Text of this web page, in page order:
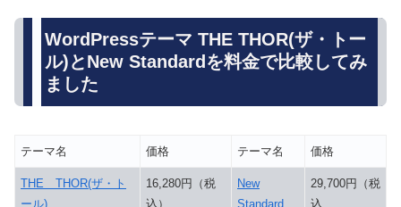
WordPressテーマ THE THOR(ザ・トー
ル)とNew Standardを料金で比較してみ
ました
テーマ名 価格 テーマ名 価格
THE THOR(ザ・ト
ール)
16,280円（税
込）
New
Standard
29,700円（税
込